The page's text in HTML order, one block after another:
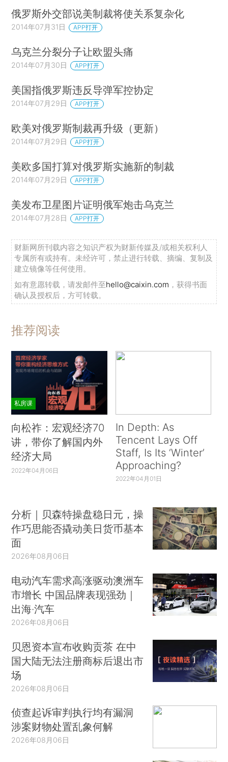
俄罗斯外交部说美制裁将使关系复杂化
2014年07月31日 APP打开
乌克兰分裂分子让欧盟头痛
2014年07月30日 APP打开
美国指俄罗斯违反导弹军控协定
2014年07月29日 APP打开
欧美对俄罗斯制裁再升级（更新）
2014年07月29日 APP打开
美欧多国打算对俄罗斯实施新的制裁
2014年07月29日 APP打开
美发布卫星图片证明俄军炮击乌克兰
2014年07月28日 APP打开
财新网所刊载内容之知识产权为财新传媒及/或相关权利人
专属所有或持有。未经许可，禁止进行转载、摘编、复制及
建立镜像等任何使用。
如有意愿转载，请发邮件至hello@caixin.com ，获得书面
确认及授权后，方可转载。
推荐阅读
私房课
向松祚：宏观经济70
讲，带你了解国内外
经济大局
2022年04月06日
In Depth: As
Tencent Lays Off
Staff, Is Its ‘Winter’
Approaching?
2022年04月01日
分析｜贝森特操盘稳日元，操
作巧思能否撬动美日货币基本
面
2026年08月06日
电动汽车需求高涨驱动澳洲车
市增长 中国品牌表现强劲｜
出海·汽车
2026年08月06日
贝恩资本宣布收购贡茶 在中
国大陆无法注册商标后退出市
场
2026年08月06日
侦查起诉审判执行均有漏洞
涉案财物处置乱象何解
2026年08月06日